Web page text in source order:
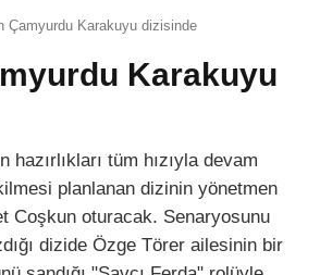
Çamyurdu Karakuyu dizisinde
Karakuyu
tüm hızıyla devam
planlanan dizinin yönetmen
Coşkun oturacak. Senaryosunu
dizide Özge Törer ailesinin bir